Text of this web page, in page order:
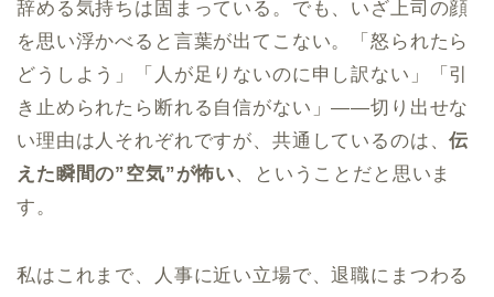
辞める気持ちは固まっている。でも、いざ上司の顔
を思い浮かべると言葉が出てこない。「怒られたら
どうしよう」「人が足りないのに申し訳ない」「引
き止められたら断れる自信がない」——切り出せな
い理由は人それぞれですが、共通しているのは、伝
えた瞬間の”空気”が怖い、ということだと思いま
す。
私はこれまで、人事に近い立場で、退職にまつわる